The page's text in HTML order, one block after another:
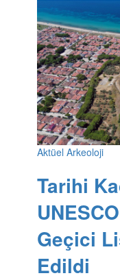
Aktüel Arkeoloji
Tarihi
Geçici
Edildi